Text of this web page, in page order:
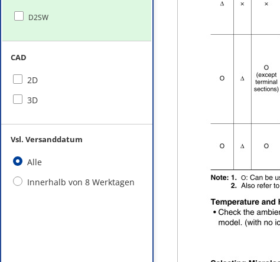
D2SW
CAD
2D
3D
Vsl. Versanddatum
Alle
Innerhalb von 8 Werktagen